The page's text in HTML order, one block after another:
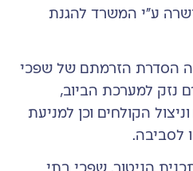
ע"י המשרד להגנת
הסדרת הזרמתם של שפכי
נזק למערכת הביוב,
הקולחים וכן למניעת
לסביבה.